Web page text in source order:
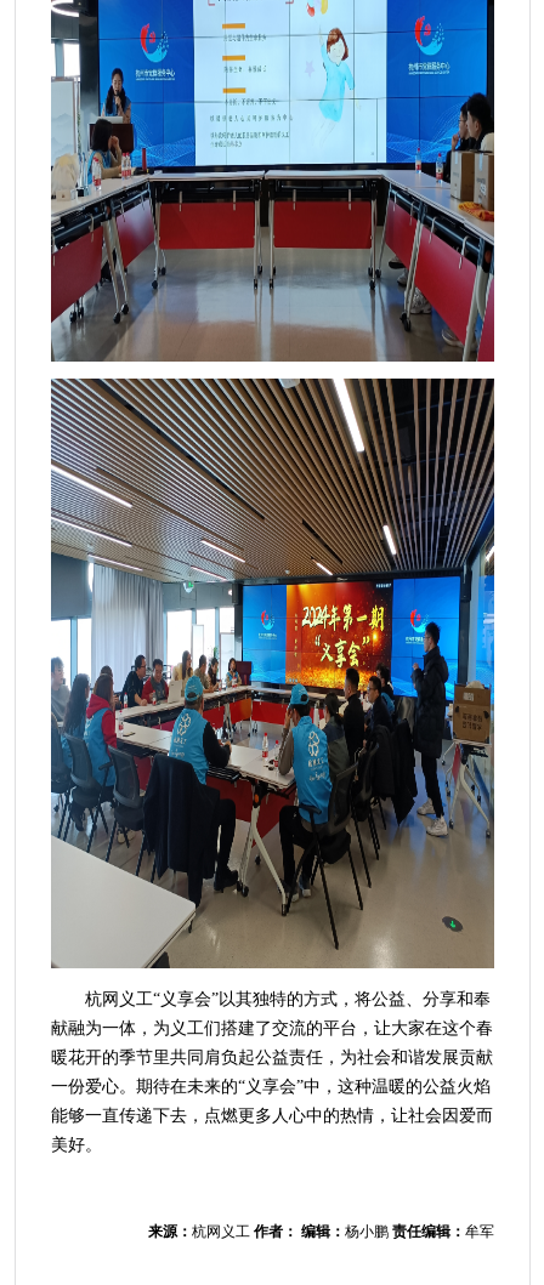
杭网义工“义享会”以其独特的方式，将公益、分享和奉
献融为一体，为义工们搭建了交流的平台，让大家在这个春
暖花开的季节里共同肩负起公益责任，为社会和谐发展贡献
一份爱心。期待在未来的“义享会”中，这种温暖的公益火焰
能够一直传递下去，点燃更多人心中的热情，让社会因爱而
美好。
来源： 杭网义工 作者： 编辑： 杨小鹏 责任编辑： 牟军